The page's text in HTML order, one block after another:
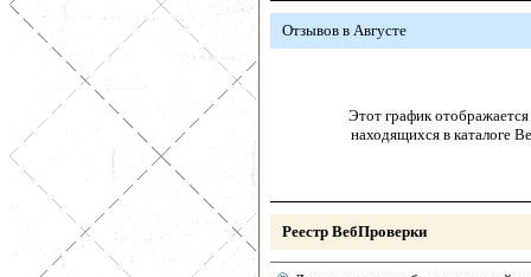
Отзывов в Августе
Этот график отображается
находящихся в каталоге
Реестр ВебПроверки